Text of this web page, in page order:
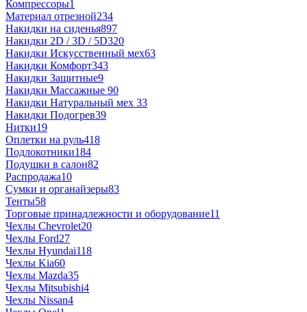
Компрессоры1
Материал отрезной234
Накидки на сиденья897
Накидки 2D / 3D / 5D320
Накидки Искусственный мех63
Накидки Комфорт343
Накидки Защитные9
Накидки Массажные 90
Накидки Натуральный мех 33
Накидки Подогрев39
Нитки19
Оплетки на руль418
Подлокотники184
Подушки в салон82
Распродажа10
Сумки и органайзеры83
Тенты58
Торговые принадлежности и оборудование11
Чехлы Chevrolet20
Чехлы Ford27
Чехлы Hyundai118
Чехлы Kia60
Чехлы Mazda35
Чехлы Mitsubishi4
Чехлы Nissan4